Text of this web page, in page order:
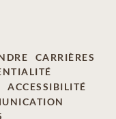
CARRIÈRES
ACCESSIBILITÉ